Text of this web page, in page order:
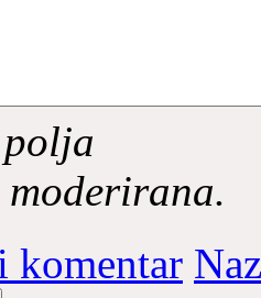
moderirana.
komentar